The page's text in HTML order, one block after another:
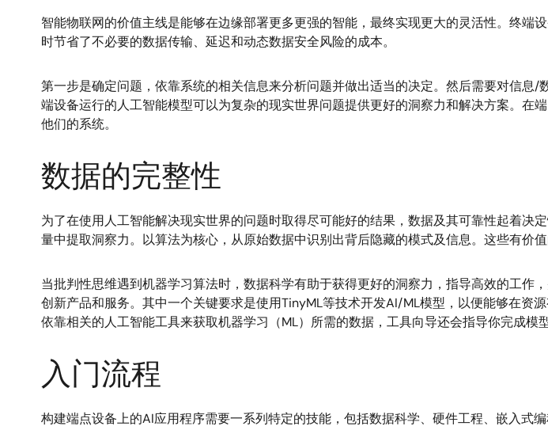
智能物联网的价值主线是能够在边缘部署更多更强的智能，最终实现更大的灵活性。终
时节省了不必要的数据传输、延迟和动态数据安全风险的成本。
第一步是确定问题，依靠系统的相关信息来分析问题并做出适当的决定。然后需要对信
端设备运行的人工智能模型可以为复杂的现实世界问题提供更好的洞察力和解决方案。
他们的系统。
数据的完整性
为了在使用人工智能解决现实世界的问题时取得尽可能好的结果，数据及其可靠性起着
量中提取洞察力。以算法为核心，从原始数据中识别出背后隐藏的模式及信息。这些有价
当批判性思维遇到机器学习算法时，数据科学有助于获得更好的洞察力，指导高效的工
创新产品和服务。其中一个关键要求是使用TinyML等技术开发AI/ML模型，以便能够在资
依靠相关的人工智能工具来获取机器学习（ML）所需的数据，工具向导还会指导你完成模
入门流程
构建端点设备上的AI应用程序需要一系列特定的技能，包括数据科学、硬件工程、嵌入